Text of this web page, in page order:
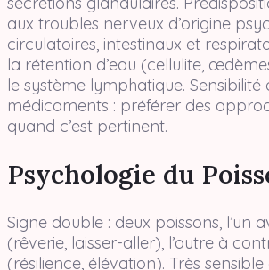
aux troubles nerveux d’origine
circulatoires, intestinaux et
la rétention d’eau (cellulite,
le système lymphatique. Sensibilité
médicaments : préférer des
quand c’est pertinent.
Psychologie du
Signe double : deux poissons, l’un
(rêverie, laisser-aller), l’autre à
(résilience, élévation). Très